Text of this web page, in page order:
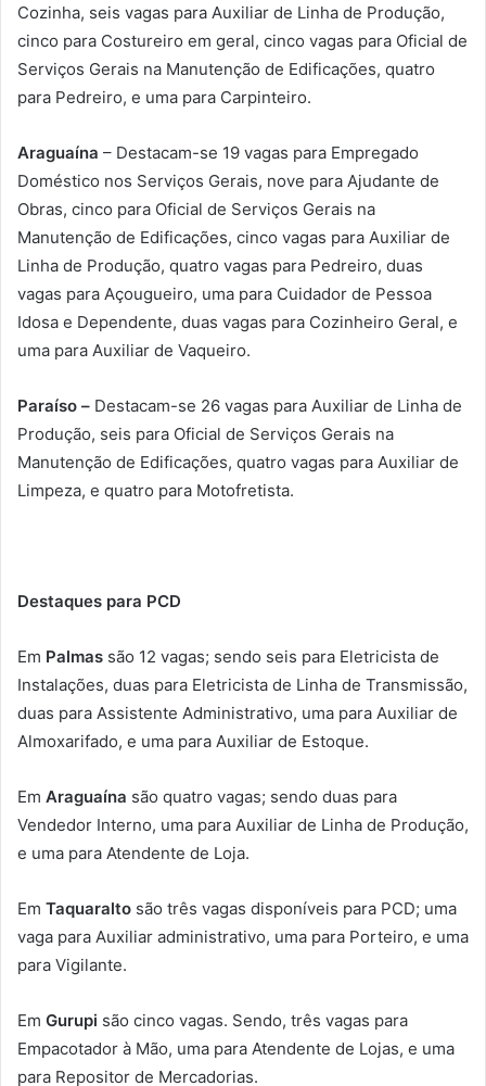
Cozinha, seis vagas para Auxiliar de Linha de Produção,
cinco para Costureiro em geral, cinco vagas para Oficial de
Serviços Gerais na Manutenção de Edificações, quatro
para Pedreiro, e uma para Carpinteiro.
Araguaína – Destacam-se 19 vagas para Empregado
Doméstico nos Serviços Gerais, nove para Ajudante de
Obras, cinco para Oficial de Serviços Gerais na
Manutenção de Edificações, cinco vagas para Auxiliar de
Linha de Produção, quatro vagas para Pedreiro, duas
vagas para Açougueiro, uma para Cuidador de Pessoa
Idosa e Dependente, duas vagas para Cozinheiro Geral, e
uma para Auxiliar de Vaqueiro.
Paraíso – Destacam-se 26 vagas para Auxiliar de Linha de
Produção, seis para Oficial de Serviços Gerais na
Manutenção de Edificações, quatro vagas para Auxiliar de
Limpeza, e quatro para Motofretista.
Destaques para PCD
Em Palmas são 12 vagas; sendo seis para Eletricista de
Instalações, duas para Eletricista de Linha de Transmissão,
duas para Assistente Administrativo, uma para Auxiliar de
Almoxarifado, e uma para Auxiliar de Estoque.
Em Araguaína são quatro vagas; sendo duas para
Vendedor Interno, uma para Auxiliar de Linha de Produção,
e uma para Atendente de Loja.
Em Taquaralto são três vagas disponíveis para PCD; uma
vaga para Auxiliar administrativo, uma para Porteiro, e uma
para Vigilante.
Em Gurupi são cinco vagas. Sendo, três vagas para
Empacotador à Mão, uma para Atendente de Lojas, e uma
para Repositor de Mercadorias.